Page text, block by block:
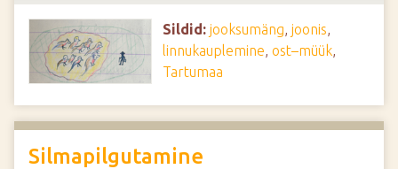
Sildid: jooksumäng,joonis,
linnukauplemine,ost–müük,
Tartumaa
Silmapilgutamine